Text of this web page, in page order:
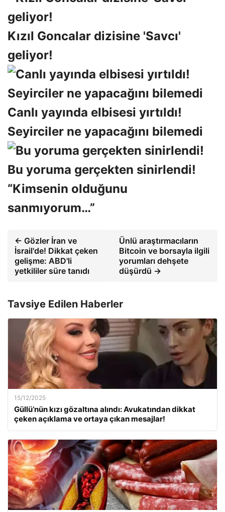
Kızıl Goncalar dizisine 'Savcı'
geliyor!
Canlı yayında elbisesi yırtıldı!
Seyirciler ne yapacağını bilemedi
Bu yoruma gerçekten sinirlendi!
“Kimsenin olduğunu
sanmıyorum…”
← Gözler İran ve
İsrail'de! Dikkat çeken
gelişme: ABD'li
yetkililer süre tanıdı
Ünlü araştırmacıların
Bitcoin ve borsayla ilgili
yorumları dehşete
düşürdü →
Tavsiye Edilen Haberler
15/12/2025
Güllü’nün kızı gözaltına alındı: Avukatından dikkat
çeken açıklama ve ortaya çıkan mesajlar!